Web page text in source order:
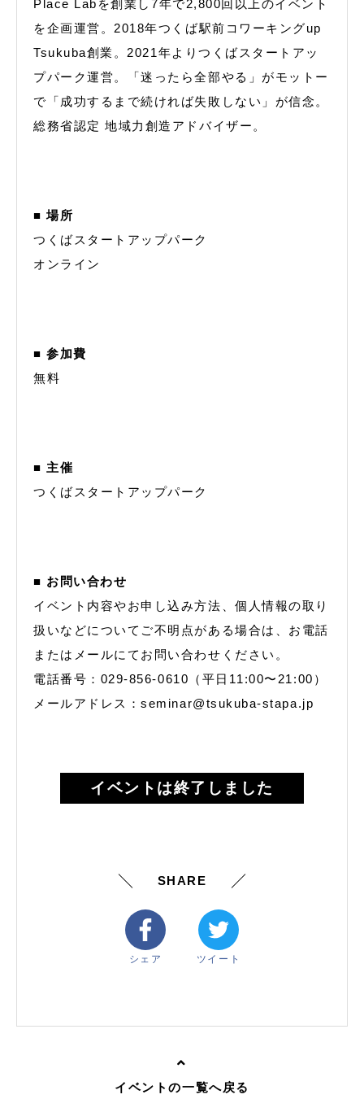
Place Labを創業し7年で2,800回以上のイベント
を企画運営。2018年つくば駅前コワーキングup
Tsukuba創業。2021年よりつくばスタートアッ
プパーク運営。「迷ったら全部やる」がモットー
で「成功するまで続ければ失敗しない」が信念。
総務省認定 地域力創造アドバイザー。
■ 場所
つくばスタートアップパーク
オンライン
■ 参加費
無料
■ 主催
つくばスタートアップパーク
■ お問い合わせ
イベント内容やお申し込み方法、個人情報の取り
扱いなどについてご不明点がある場合は、お電話
またはメールにてお問い合わせください。
電話番号：029-856-0610（平日11:00〜21:00）
メールアドレス：seminar@tsukuba-stapa.jp
イベントは終了しました
SHARE
シェア ツイート
イベントの一覧へ戻る